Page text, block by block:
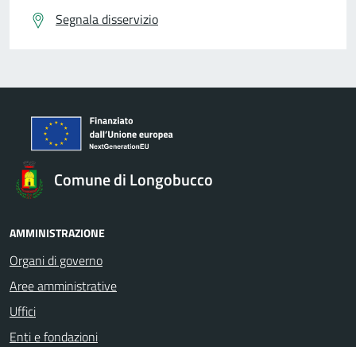
Segnala disservizio
Comune di Longobucco
AMMINISTRAZIONE
Organi di governo
Aree amministrative
Uffici
Enti e fondazioni